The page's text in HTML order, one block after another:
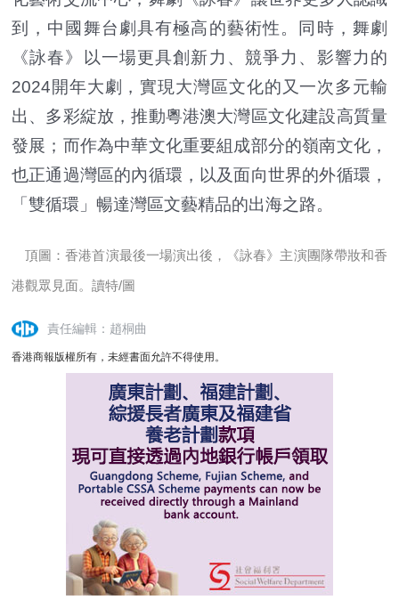
到，中國舞台劇具有極高的藝術性。同時，舞劇
《詠春》以一場更具創新力、競爭力、影響力的
2024開年大劇，實現大灣區文化的又一次多元輸
出、多彩綻放，推動粵港澳大灣區文化建設高質量
發展；而作為中華文化重要組成部分的嶺南文化，
也正通過灣區的內循環，以及面向世界的外循環，
「雙循環」暢達灣區文藝精品的出海之路。
頂圖：香港首演最後一場演出後，《詠春》主演團隊帶妝和香
港觀眾見面。讀特/圖
責任編輯：趙桐曲
香港商報版權所有，未經書面允許不得使用。